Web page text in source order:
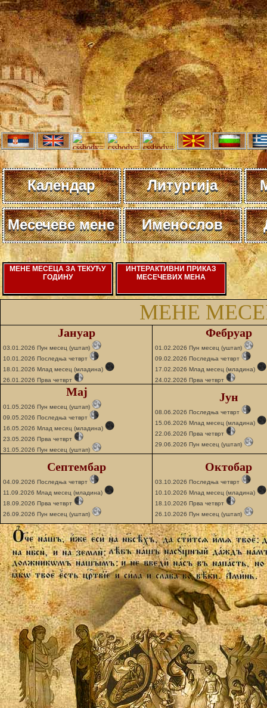
Календар Литургија
Месечеве мене Именослов
МЕНЕ МЕСЕЦА ЗА ТЕКУЋУ
ГОДИНУ
ИНТЕРАКТИВНИ ПРИКАЗ
МЕСЕЧЕВИХ МЕНА
МЕНЕ
Јануар
03.01.2026 Пун месец (уштап)
10.01.2026 Последња четврт
18.01.2026 Млад месец (младина)
26.01.2026 Прва четврт
Фебруар
01.02.2026 Пун месец (уштап)
09.02.2026 Последња четврт
17.02.2026 Млад месец (младина)
24.02.2026 Прва четврт
Мај
01.05.2026 Пун месец (уштап)
09.05.2026 Последња четврт
16.05.2026 Млад месец (младина)
23.05.2026 Прва четврт
31.05.2026 Пун месец (уштап)
Јун
08.06.2026 Последња четврт
15.06.2026 Млад месец (младина)
22.06.2026 Прва четврт
29.06.2026 Пун месец (уштап)
Септембар
04.09.2026 Последња четврт
11.09.2026 Млад месец (младина)
18.09.2026 Прва четврт
26.09.2026 Пун месец (уштап)
Октобар
03.10.2026 Последња четврт
10.10.2026 Млад месец (младина)
18.10.2026 Прва четврт
26.10.2026 Пун месец (уштап)